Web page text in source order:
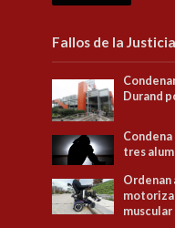
Fallos de la
Durand
tres
Ordenan
muscular